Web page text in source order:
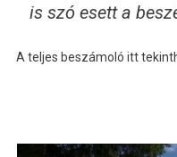
is szó esett a
A teljes beszámoló itt